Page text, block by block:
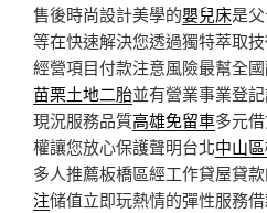
售後時尚設計美學的嬰兒床是
等在快速解決您透過獨特萃取
經營項目付款注意風險最幫全
苗栗土地二胎並有營業事業登
現況服務品質高雄免留車多元
權讓您放心保護聲明台北中山
多人推薦板橋區經工作貸屋貸
注储值立即玩熱情的彈性服務